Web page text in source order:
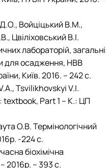
Войціцький В.М.,
Цвіліховський В.І.
лабораторій, загальні
для осадження, НВВ
Київ. 2016. – 242 с.
Tsvilikhovskyi V.I.
Part 1 – К.: ЦП
О.В. Термінологічний
-224 с.
біохімічна
2016р. – 393 с.